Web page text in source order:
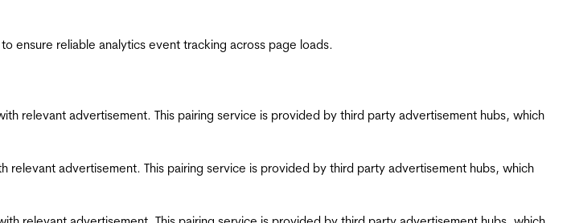
ensure reliable analytics event tracking across page loads.
relevant advertisement. This pairing service is provided by third party advertisement hubs, which
advertisement. This pairing service is provided by third party advertisement hubs, which